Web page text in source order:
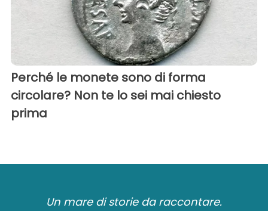
Perché le monete sono di forma
circolare? Non te lo sei mai chiesto
prima
Un mare di storie da raccontare.